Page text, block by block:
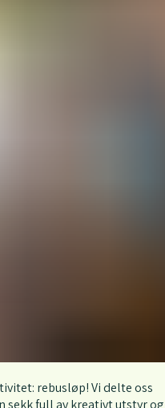
rebusløp! Vi delte oss
sekk full av kreativt utstyr og